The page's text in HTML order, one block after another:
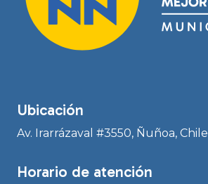
Ubicación
Av. Irarrázaval #3550, Ñuñoa, Chile
Horario de atención